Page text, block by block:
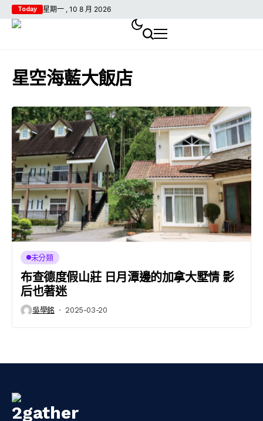
Today 星期一 , 10 8 月 2026
星空海藍大飯店
未分類
布查德度假山莊 日月潭邊的加拿大墅情 影
后也著迷
吳學銘 2025-03-20